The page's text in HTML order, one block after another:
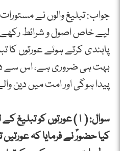
جواب: تبلیغ والوں نے
لیے خاص اصول و شرائط رکھے
پابندی کرتے ہوئے عورتوں کا
بہت ہی ضروری ہے، اس سے
پیدا ہوگی اور امت میں دین
سوال: (١) عورتوں کو
کیا حضورۖ نے فرمایا کہ عورتیں